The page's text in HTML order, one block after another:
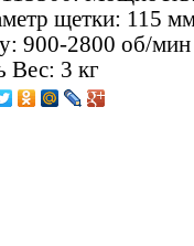
щетки: 115
900-2800 об/мин
Вес: 3 кг